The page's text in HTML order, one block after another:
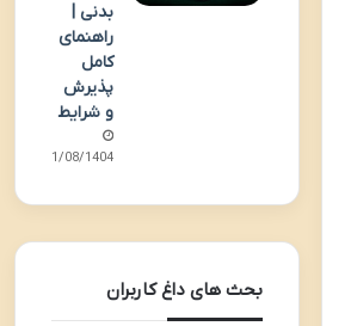
بدنی |
راهنمای
کامل
پذیرش
و شرایط
11/08/1404
بحث های داغ کاربران